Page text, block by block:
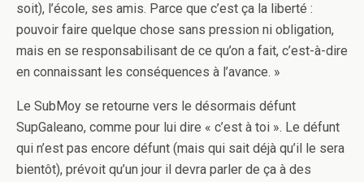
soit), l’école, ses amis. Parce que c’est ça la liberté :
pouvoir faire quelque chose sans pression ni obligation,
mais en se responsabilisant de ce qu’on a fait, c’est-à-dire
en connaissant les conséquences à l’avance. »
Le SubMoy se retourne vers le désormais défunt
SupGaleano, comme pour lui dire « c’est à toi ». Le défunt
qui n’est pas encore défunt (mais qui sait déjà qu’il le sera
bientôt), prévoit qu’un jour il devra parler de ça à des